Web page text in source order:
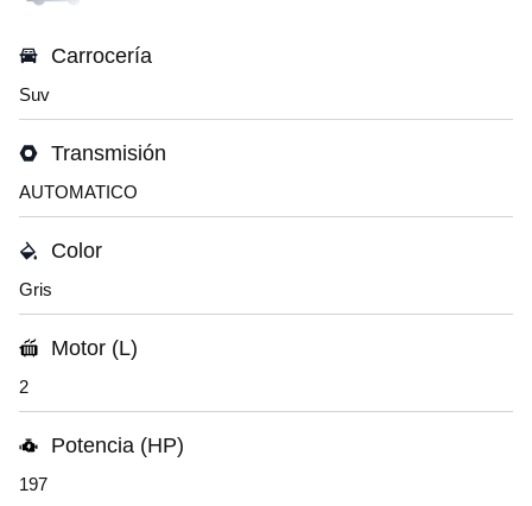
Carrocería
Suv
Transmisión
AUTOMATICO
Color
Gris
Motor (L)
2
Potencia (HP)
197